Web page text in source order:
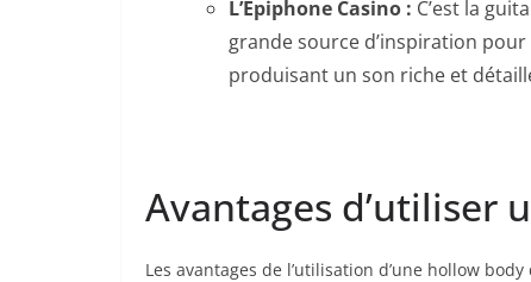
L’Epiphone Casino ​: C’est la‌
grande ​source d’inspiration
produisant​ un son⁢ riche et⁢
Avantages d’utiliser
Les avantages de l’utilisation d’une hollow